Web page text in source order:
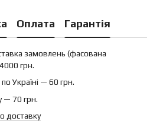
Оплата Гарантія
замовлень (фасована
грн.
Україні — 60 грн.
— 70 грн.
доставку